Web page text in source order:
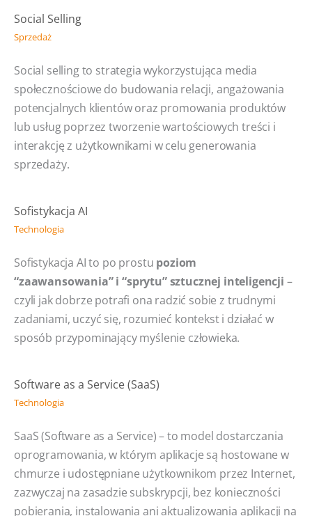
Social Selling
Sprzedaż
Social selling to strategia wykorzystująca media
społecznościowe do budowania relacji, angażowania
potencjalnych klientów oraz promowania produktów
lub usług poprzez tworzenie wartościowych treści i
interakcję z użytkownikami w celu generowania
sprzedaży.
Sofistykacja AI
Technologia
Sofistykacja AI to po prostu poziom
“zaawansowania” i “sprytu” sztucznej inteligencji –
czyli jak dobrze potrafi ona radzić sobie z trudnymi
zadaniami, uczyć się, rozumieć kontekst i działać w
sposób przypominający myślenie człowieka.
Software as a Service (SaaS)
Technologia
SaaS (Software as a Service) – to model dostarczania
oprogramowania, w którym aplikacje są hostowane w
chmurze i udostępniane użytkownikom przez Internet,
zazwyczaj na zasadzie subskrypcji, bez konieczności
pobierania, instalowania ani aktualizowania aplikacji na